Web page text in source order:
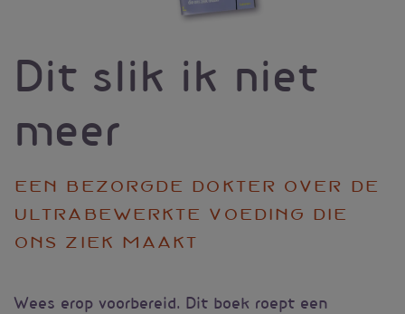
Dit slik ik niet
meer
Een bezorgde dokter over de
ultrabewerkte voeding die
ons ziek maakt
Wees erop voorbereid. Dit boek roept een